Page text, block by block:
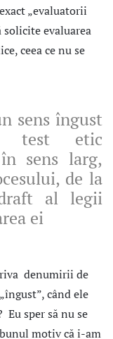
„evaluatorii
evaluarea
ceea ce nu se
sens îngust
test etic
sens larg,
de la
al legii
ei
denumirii de
când ele
Eu sper să nu se
motiv că i-am